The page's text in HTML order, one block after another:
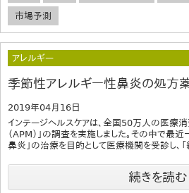
市場予測
アレルギー
季節性アレルギー性鼻炎の処方
2019年04月16日
インテージヘルスケアは、全国50万人の医療
（APM）」の調査を実施しました。その中で最
鼻炎」の治療を目的として医療機関を受診し、
続きを読む